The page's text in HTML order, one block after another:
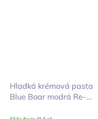
Hladká krémová pasta
Blue Boar modrá Re-